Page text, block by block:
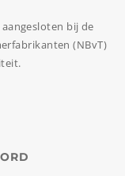
bij de
(NBvT)